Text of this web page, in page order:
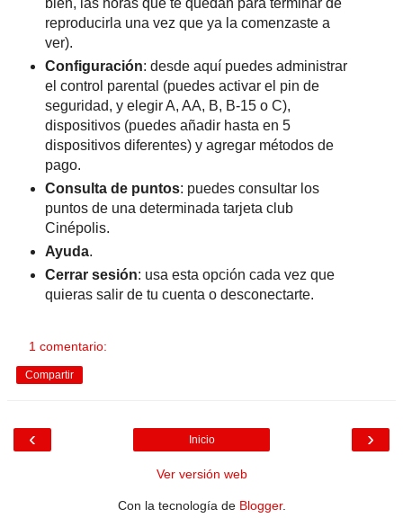
bien, las horas que te quedan para terminar de
reproducirla una vez que ya la comenzaste a
ver).
Configuración: desde aquí puedes administrar
el control parental (puedes activar el pin de
seguridad, y elegir A, AA, B, B-15 o C),
dispositivos (puedes añadir hasta en 5
dispositivos diferentes) y agregar métodos de
pago.
Consulta de puntos: puedes consultar los
puntos de una determinada tarjeta club
Cinépolis.
Ayuda.
Cerrar sesión: usa esta opción cada vez que
quieras salir de tu cuenta o desconectarte.
1 comentario:
Compartir
‹ ›
Inicio
Ver versión web
Con la tecnología de Blogger.